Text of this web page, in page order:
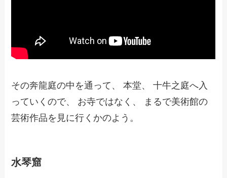
その奔龍庭の中を通って、 本堂、 十牛之庭へ入
っていくので、 お寺ではなく、 まるで美術館の
芸術作品を見に行くかのよう。
水琴窟